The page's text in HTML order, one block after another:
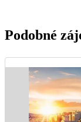
Podobné